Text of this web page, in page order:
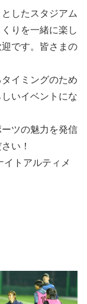
したスタジアム
りを一緒に楽し
です。皆さまの
イミングのため
いイベントにな
ツの魅力を発信
い！
トアルティメ